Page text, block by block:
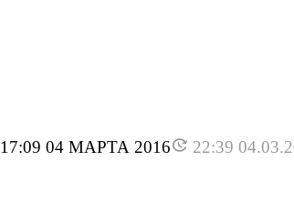
17:09 04 МАРТА 2016 22:39